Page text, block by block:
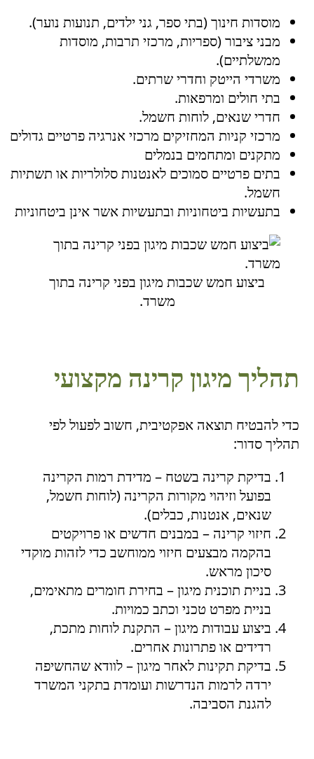
מוסדות חינוך (בתי ספר, גני ילדים, תנועות נוער).
מבני ציבור (ספריות, מרכזי תרבות, מוסדות
ממשלתיים).
משרדי הייטק וחדרי שרתים.
בתי חולים ומרפאות.
חדרי שנאים, לוחות חשמל.
מרכזי קניות המחזיקים מרכזי אנרגיה פרטיים גדולים
מתקנים ומתחמים בנמלים
בתים פרטיים סמוכים לאנטנות סלולריות או תשתיות
חשמל.
בתעשיות ביטחוניות ובתעשיות אשר אינן ביטחוניות
ביצוע חמש שכבות מיגון בפני קרינה בתוך
משרד.
תהליך מיגון קרינה מקצועי
כדי להבטיח תוצאה אפקטיבית, חשוב לפעול לפי
תהליך סדור:
בדיקת קרינה בשטח – מדידת רמות הקרינה
בפועל וזיהוי מקורות הקרינה (לוחות חשמל,
שנאים, אנטנות, כבלים).
חיזוי קרינה – במבנים חדשים או פרויקטים
בהקמה מבצעים חיזוי ממוחשב כדי לזהות מוקדי
סיכון מראש.
בניית תוכנית מיגון – בחירת חומרים מתאימים,
בניית מפרט טכני וכתב כמויות.
ביצוע עבודות מיגון – התקנת לוחות מתכת,
רדידים או פתרונות אחרים.
בדיקת תקינות לאחר מיגון – לוודא שהחשיפה
ירדה לרמות הנדרשות ועומדת בתקני המשרד
להגנת הסביבה.